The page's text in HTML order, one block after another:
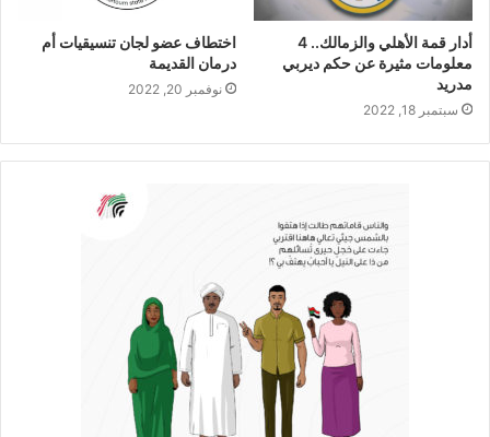
أدار قمة الأهلي والزمالك.. 4
معلومات مثيرة عن حكم ديربي
مدريد
سبتمبر 18, 2022
اختطاف عضو لجان تنسيقيات أم
درمان القديمة
نوفمبر 20, 2022